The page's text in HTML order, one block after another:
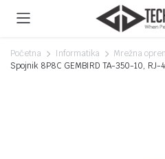
Početna Informatika Mrežna
Spojnik 8P8C GEMBIRD TA-350-10,